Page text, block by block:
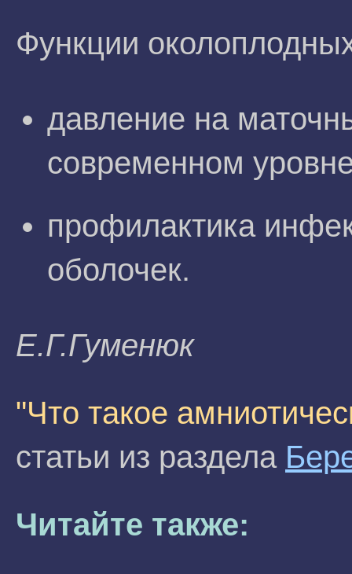
Функции
давление на
современном
профилактика
оболочек.
E.Г.Гумeнюк
"Что такое
статьи из раздела
Читайте также: